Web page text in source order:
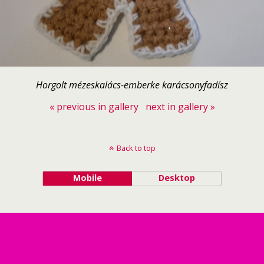
Horgolt mézeskalács-emberke karácsonyfadísz
« previous in gallery
next in gallery »
Back to top
Mobile Desktop